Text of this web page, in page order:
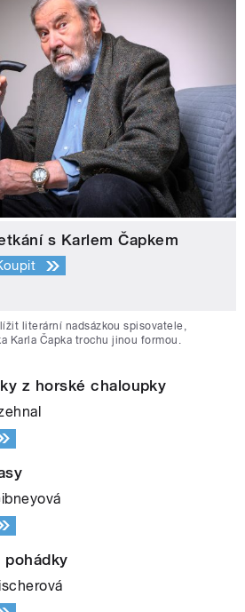
s Karlem Čapkem
literární nadsázkou spisovatele,
Karla Čapka trochu jinou formou.
z horské chaloupky
pohádky